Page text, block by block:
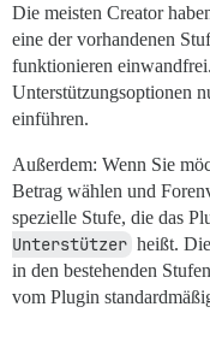
Die meisten Creator
eine der vorhandenen
funktionieren
Unterstützungsoptionen
einführen.
Außerdem: Wenn Sie
Betrag wählen und
spezielle Stufe, die das
Unterstützer heißt.
in den bestehenden
vom Plugin